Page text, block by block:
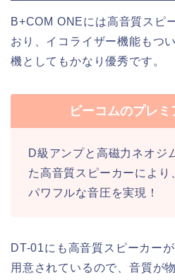
B+COM ONEには高音質スピ
おり、イコライザー機能もつ
機としてもかなり優秀です。
ビーコムのプレ
D級アンプと高磁力ネオジ
た高音質スピーカーにより
パワフルな音圧を実現！
DT-01にも高音質スピーカー
用意されているので、音質が